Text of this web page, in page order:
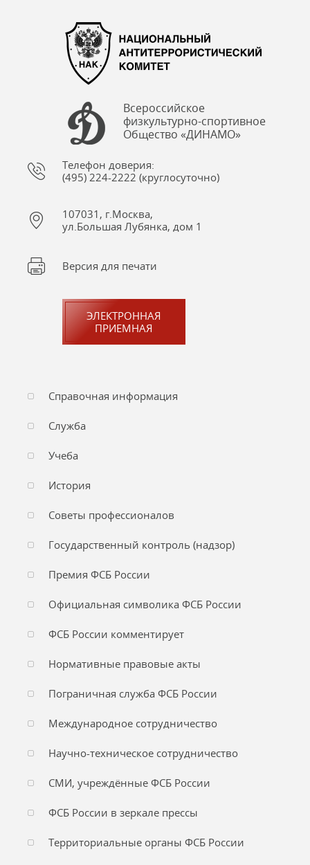
Всероссийское
физкультурно-спортивное
Общество «ДИНАМО»
Телефон доверия:
(495) 224-2222 (круглосуточно)
107031, г.Москва,
ул.Большая Лубянка, дом 1
Версия для печати
ЭЛЕКТРОННАЯ
ПРИЕМНАЯ
Справочная информация
Служба
Учеба
История
Советы профессионалов
Государственный контроль (надзор)
Премия ФСБ России
Официальная символика ФСБ России
ФСБ России комментирует
Нормативные правовые акты
Пограничная служба ФСБ России
Международное сотрудничество
Научно-техническое сотрудничество
СМИ, учреждённые ФСБ России
ФСБ России в зеркале прессы
Территориальные органы ФСБ России